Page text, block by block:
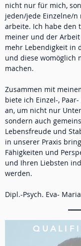
nicht nur für mich,
jeden/jede Einzelne/
arbeite. Ich habe den
meiner und der
mehr Lebendigkeit in
und diese womöglich
machen.
Zusammen mit
biete ich Einzel-,
an, um nicht nur
sondern auch
Lebensfreude und
in unserer Praxis
Fähigkeiten und
und Ihren Liebsten
werden.
Dipl.-Psych. Eva-